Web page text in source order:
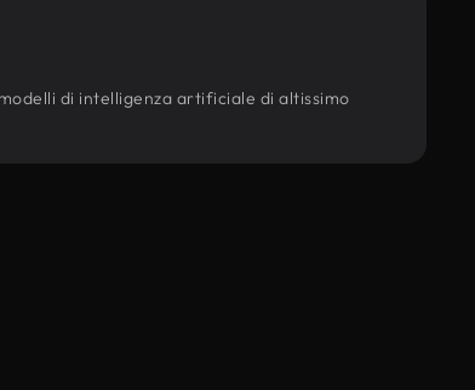
di intelligenza artificiale di altissimo